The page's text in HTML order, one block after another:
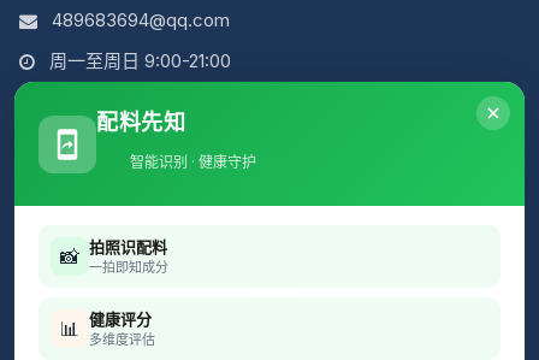
489683694@qq.com
周一至周日 9:00-21:00
简说古诗
好导航
配料先知
智能识别 · 健康守护
📸 拍照识配料
一拍即知成分
📊 健康评分
多维度评估